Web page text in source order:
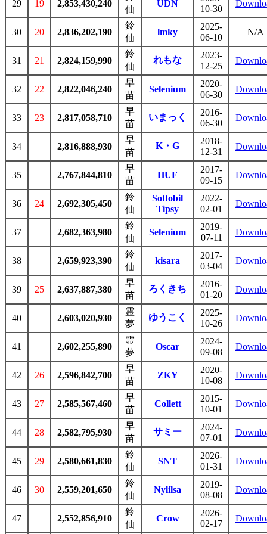
29 19 2,853,430,240
仙
UDN
10-30
30 20 2,836,202,190
鈴
仙
lmky
2025-
06-10
N/A
31 21 2,824,159,990
鈴
仙
れもな
2023-
12-25
32 22 2,822,046,240
早
苗
Selenium
2020-
06-30
33 23 2,817,058,710
早
苗
いまっく
2016-
06-30
34 2,816,888,930
早
苗
K・G
2018-
12-31
35 2,767,844,810
早
苗
HUF
2017-
09-15
36 24 2,692,305,450
鈴
仙
Sottobil
Tipsy
2022-
02-01
37 2,682,363,980
鈴
仙
Selenium
2019-
07-11
38 2,659,923,390
鈴
仙
kisara
2017-
03-04
39 25 2,637,887,380
早
苗
ろくきち
2016-
01-20
40 2,603,020,930
霊
夢
ゆうこく
2025-
10-26
41 2,602,255,890
霊
夢
Oscar
2024-
09-08
42 26 2,596,842,700
早
苗
ZKY
2020-
10-08
43 27 2,585,567,460
早
苗
Collett
2015-
10-01
44 28 2,582,795,930
早
苗
サミー
2024-
07-01
45 29 2,580,661,830
鈴
仙
SNT
2026-
01-31
46 30 2,559,201,650
鈴
仙
Nylilsa
2019-
08-08
47 2,552,856,910
鈴
仙
Crow
2026-
02-17